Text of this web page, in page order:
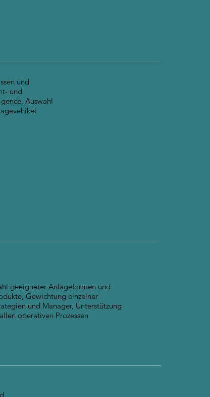
geeigneter Anlageformen und
Gewichtung einzelner
und Manager, Unterstützung
operativen Prozessen
und
und
Auswahl